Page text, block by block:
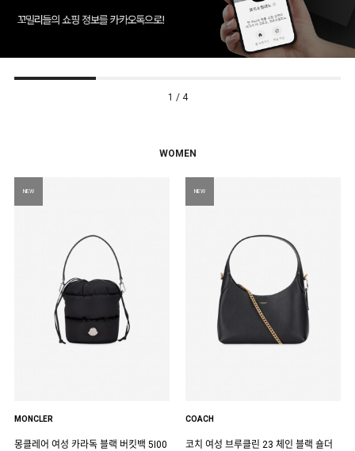
1 / 4
WOMEN
NEW
MONCLER
몽클레어 여성 카라독 블랙 버킷백 5I00
NEW
COACH
코치 여성 브루클린 23 체인 블랙 숄더